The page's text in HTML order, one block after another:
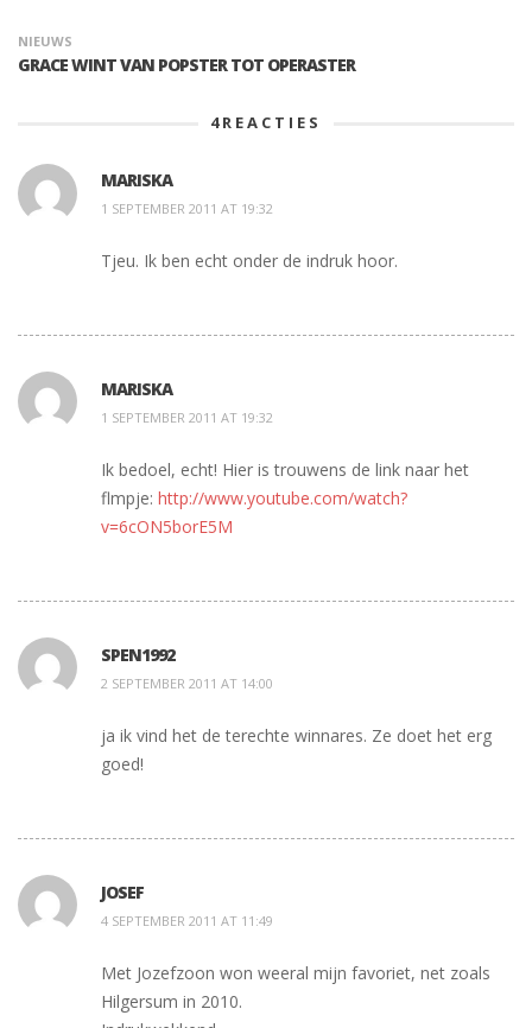
NIEUWS
GRACE WINT VAN POPSTER TOT OPERASTER
4REACTIES
MARISKA
1 SEPTEMBER 2011 AT 19:32
Tjeu. Ik ben echt onder de indruk hoor.
MARISKA
1 SEPTEMBER 2011 AT 19:32
Ik bedoel, echt! Hier is trouwens de link naar het
flmpje: http://www.youtube.com/watch?
v=6cON5borE5M
SPEN1992
2 SEPTEMBER 2011 AT 14:00
ja ik vind het de terechte winnares. Ze doet het erg
goed!
JOSEF
4 SEPTEMBER 2011 AT 11:49
Met Jozefzoon won weeral mijn favoriet, net zoals
Hilgersum in 2010.